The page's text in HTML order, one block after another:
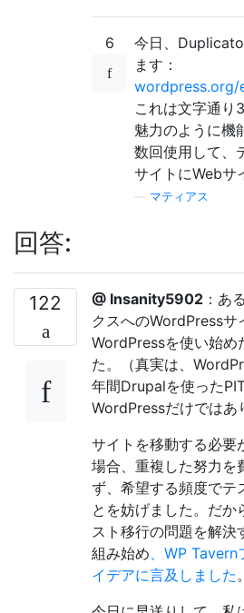
6
今日、
ます：
これは文字通り
魅力のように機
数回使用して、
サイトにWebサ
マティアス
回答:
122 @ Insanity5902 ：あ
クスへのWordPressサ
WordPressを使い始め
た。（真実は、
年間Drupalを使った
WordPressだけではあ
サイトを移動する必要
場合、重複した努力を
ず、希望する頻度でテ
とを妨げました。だ
スト移行の問題を解決
組み始め 、WP
イデアに言及しました 。